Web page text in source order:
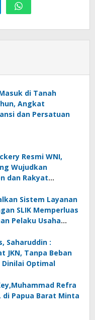
di Tanah
Angkat
dan Persatuan
Resmi WNI,
Wujudkan
dan Rakyat
Sistem Layanan
SLIK Memperluas
Pelaku Usaha
Saharuddin :
JKN, Tanpa Beban
Dinilai Optimal
Refra
di Papua Barat Minta